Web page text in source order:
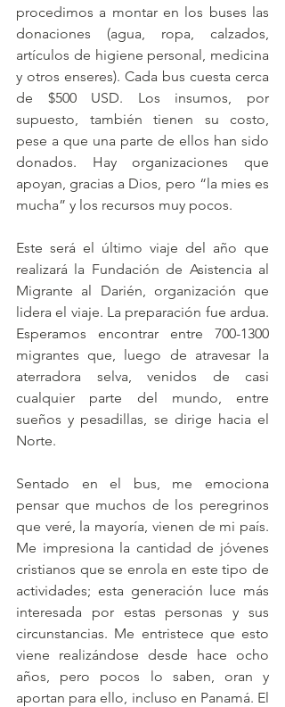
procedimos a montar en los buses las
donaciones (agua, ropa, calzados,
artículos de higiene personal, medicina
y otros enseres). Cada bus cuesta cerca
de $500 USD. Los insumos, por
supuesto, también tienen su costo,
pese a que una parte de ellos han sido
donados. Hay organizaciones que
apoyan, gracias a Dios, pero “la mies es
mucha” y los recursos muy pocos.
Este será el último viaje del año que
realizará la Fundación de Asistencia al
Migrante al Darién, organización que
lidera el viaje. La preparación fue ardua.
Esperamos encontrar entre 700-1300
migrantes que, luego de atravesar la
aterradora selva, venidos de casi
cualquier parte del mundo, entre
sueños y pesadillas, se dirige hacia el
Norte.
Sentado en el bus, me emociona
pensar que muchos de los peregrinos
que veré, la mayoría, vienen de mi país.
Me impresiona la cantidad de jóvenes
cristianos que se enrola en este tipo de
actividades; esta generación luce más
interesada por estas personas y sus
circunstancias. Me entristece que esto
viene realizándose desde hace ocho
años, pero pocos lo saben, oran y
aportan para ello, incluso en Panamá. El